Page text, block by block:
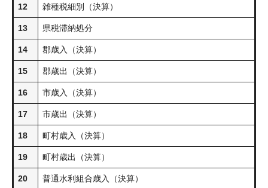
12 雑種税細別（決算）
13 県税滞納処分
14 郡歳入（決算）
15 郡歳出（決算）
16 市歳入（決算）
17 市歳出（決算）
18 町村歳入（決算）
19 町村歳出（決算）
20 普通水利組合歳入（決算）